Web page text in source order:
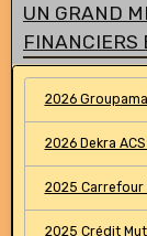
UN GRAND
FINANCIERS
2026
2026 Dekra
2025 Carrefour
2025 Crédit